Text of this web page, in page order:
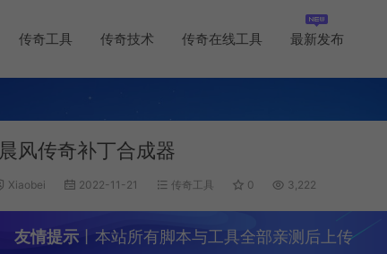
传奇工具 传奇技术 传奇在线工具 最新发布
晨风传奇补丁合成器
Xiaobei 2022-11-21 传奇工具 0 3,222
友情提示 丨本站所有脚本与工具全部亲测后上传